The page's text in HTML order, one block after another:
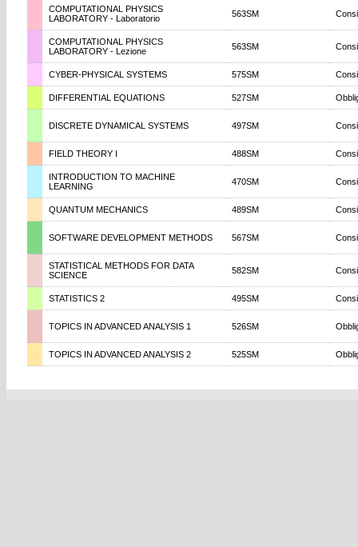
COMPUTATIONAL PHYSICS
LABORATORY - Laboratorio
563SM
COMPUTATIONAL PHYSICS
LABORATORY - Lezione
563SM
CYBER-PHYSICAL SYSTEMS 575SM
DIFFERENTIAL EQUATIONS 527SM
DISCRETE DYNAMICAL SYSTEMS 497SM
FIELD THEORY I 488SM
INTRODUCTION TO MACHINE
LEARNING
470SM
QUANTUM MECHANICS 489SM
SOFTWARE DEVELOPMENT METHODS 567SM
STATISTICAL METHODS FOR DATA
SCIENCE
582SM
STATISTICS 2 495SM
TOPICS IN ADVANCED ANALYSIS 1 526SM
TOPICS IN ADVANCED ANALYSIS 2 525SM